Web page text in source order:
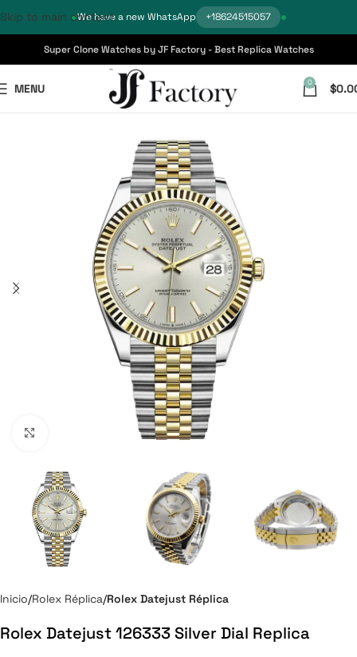
We have a new WhatsApp +18624515057
Skip to main content
Super Clone Watches by JF Factory - Best Replica Watches
MENU 0 $
Inicio Rolex Réplica Rolex Datejust Réplica
Rolex Datejust 126333 Silver Dial Replica